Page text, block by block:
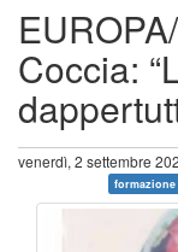
Coccia:
venerdì, 2 settembre
formazione